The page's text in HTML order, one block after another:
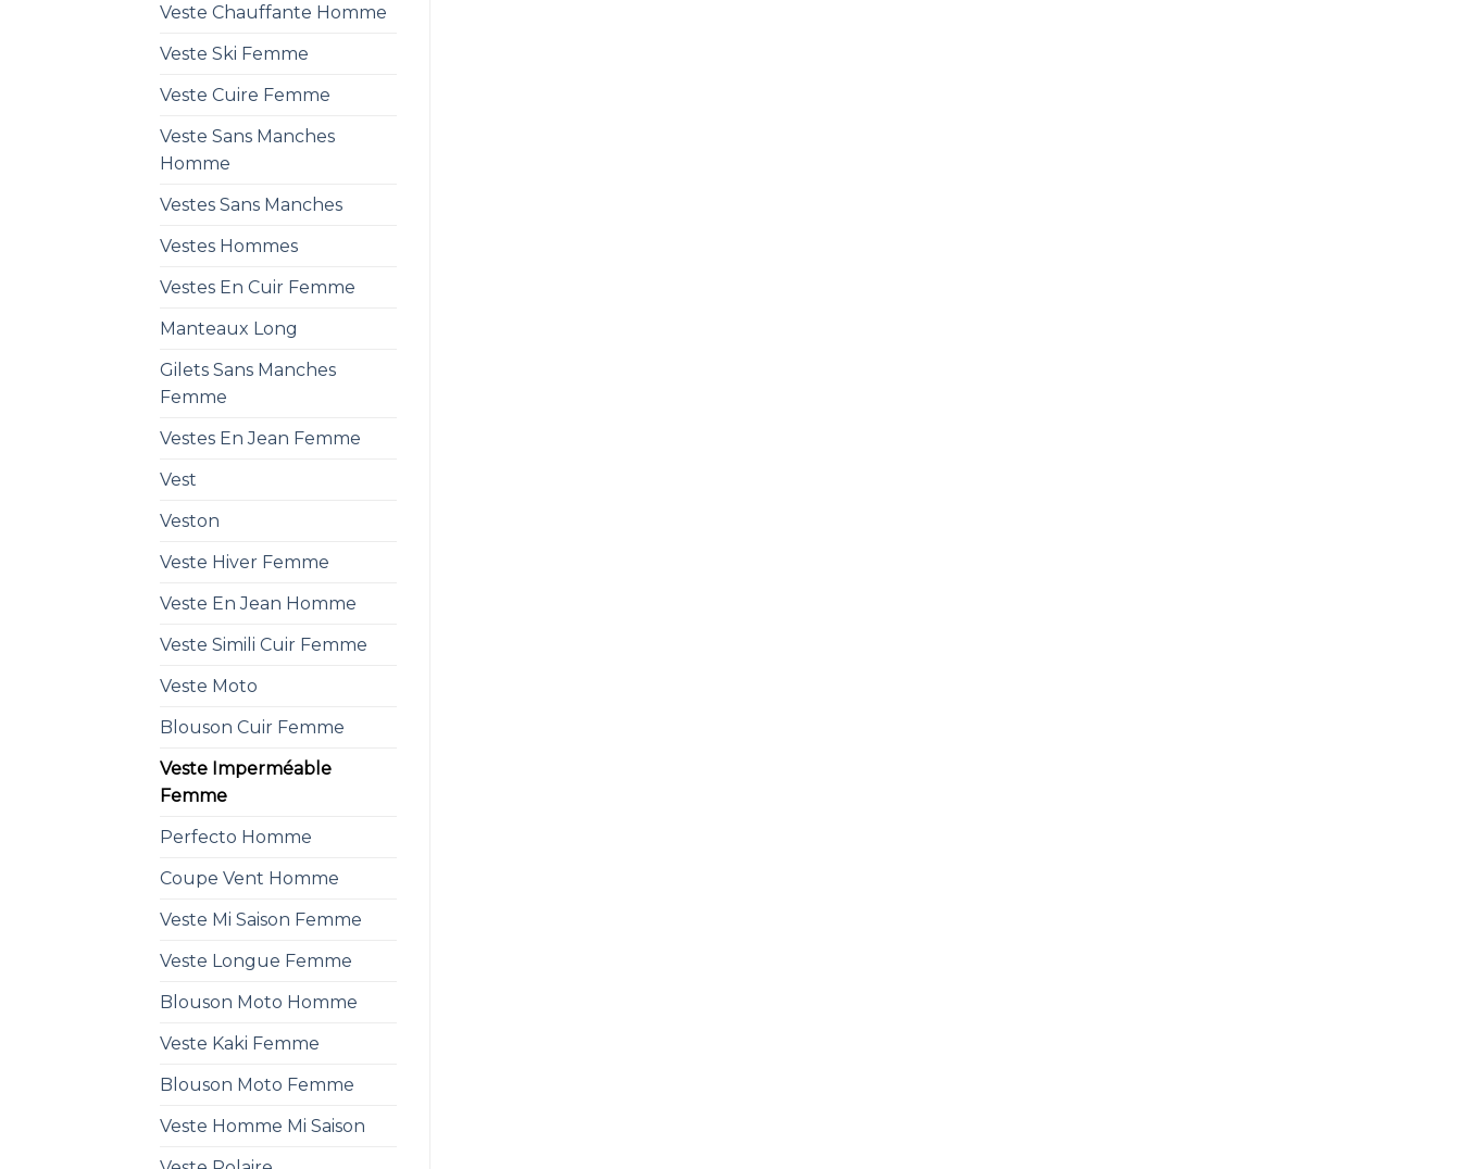
Veste Chauffante Homme
Veste Ski Femme
Veste Cuire Femme
Veste Sans Manches
Homme
Vestes Sans Manches
Vestes Hommes
Vestes En Cuir Femme
Manteaux Long
Gilets Sans Manches
Femme
Vestes En Jean Femme
Vest
Veston
Veste Hiver Femme
Veste En Jean Homme
Veste Simili Cuir Femme
Veste Moto
Blouson Cuir Femme
Veste Imperméable
Femme
Perfecto Homme
Coupe Vent Homme
Veste Mi Saison Femme
Veste Longue Femme
Blouson Moto Homme
Veste Kaki Femme
Blouson Moto Femme
Veste Homme Mi Saison